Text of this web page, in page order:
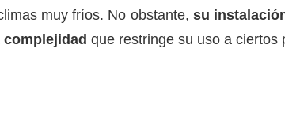
muy fríos. No obstante, su
complejidad que restringe su uso a ciertos